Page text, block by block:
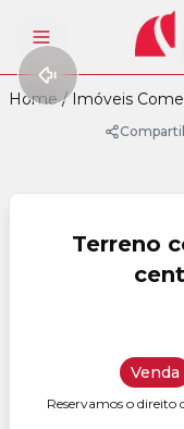
Abrir menu
Home / Imóveis
Terreno
Venda
Reservamos o direito